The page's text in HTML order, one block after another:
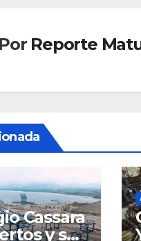
Por Reporte
Cassara
y su